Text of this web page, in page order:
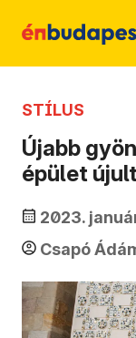
STÍLUS
Újabb
épület
2023.
Csapó